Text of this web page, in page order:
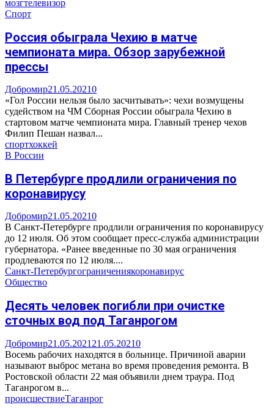
мозгтелевизор
Спорт
Россия обыграла Чехию в матче
чемпионата мира. Обзор зарубежной
прессы
Добромир21.05.20210
«Гол России нельзя было засчитывать»: чехи возмущены
судейством на ЧМ Сборная России обыграла Чехию в
стартовом матче чемпионата мира. Главный тренер чехов
Филип Пешан назвал...
спортхоккей
В России
В Петербурге продлили ограничения по
коронавирусу
Добромир21.05.20210
В Санкт-Петербурге продлили ограничения по коронавирусу
до 12 июля. Об этом сообщает пресс-служба администрации
губернатора. «Ранее введенные по 30 мая ограничения
продлеваются по 12 июля....
Санкт-Петербургограничениякоронавирус
Общество
Десять человек погибли при очистке
сточных вод под Таганрогом
Добромир21.05.2021 21.05.20210
Восемь рабочих находятся в больнице. Причиной аварии
называют выброс метана во время проведения ремонта. В
Ростовской области 22 мая объявили днем траура. Под
Таганрогом в...
происшествиеТаганрог